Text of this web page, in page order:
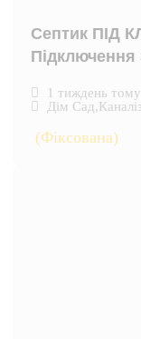
Септик ПІД
Підключення
1 тиждень тому
Дім Сад,
(Фіксована)